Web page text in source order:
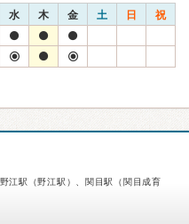
水 木 金 土 日 祝
江駅（野江駅）、関目駅（関目成育